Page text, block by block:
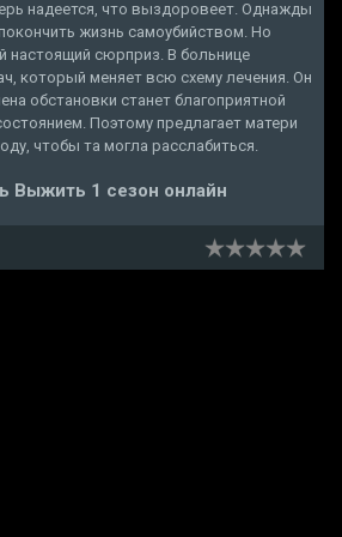
надеется, что выздоровеет. Однажды
жизнь самоубийством. Но
настоящий сюрприз. В больнице
который меняет всю схему лечения. Он
обстановки станет благоприятной
Поэтому предлагает матери
чтобы та могла расслабиться.
Выжить 1 сезон онлайн